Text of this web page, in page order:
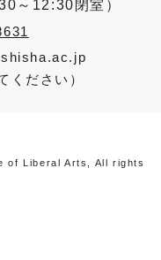
～12:30閉室）
ください）
of Liberal Arts, All rights